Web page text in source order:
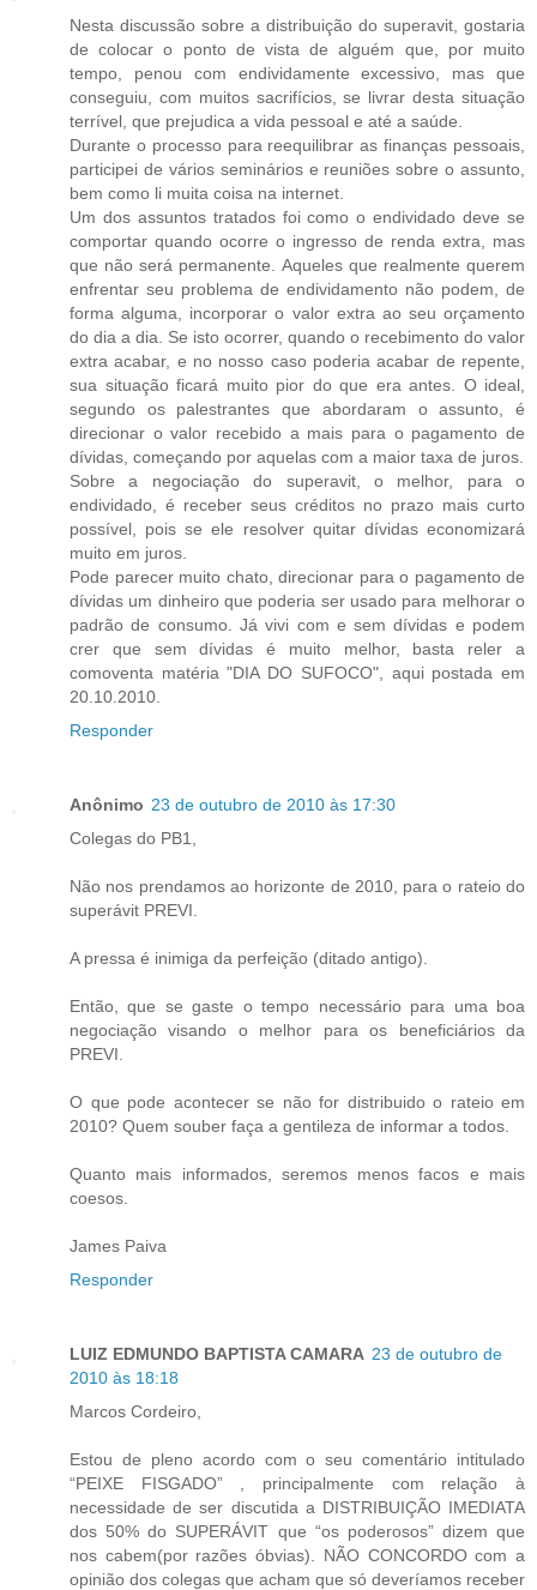
Nesta discussão sobre a distribuição do superavit, gostaria
de colocar o ponto de vista de alguém que, por muito
tempo, penou com endividamente excessivo, mas que
conseguiu, com muitos sacrifícios, se livrar desta situação
terrível, que prejudica a vida pessoal e até a saúde.
Durante o processo para reequilibrar as finanças pessoais,
participei de vários seminários e reuniões sobre o assunto,
bem como li muita coisa na internet.
Um dos assuntos tratados foi como o endividado deve se
comportar quando ocorre o ingresso de renda extra, mas
que não será permanente. Aqueles que realmente querem
enfrentar seu problema de endividamento não podem, de
forma alguma, incorporar o valor extra ao seu orçamento
do dia a dia. Se isto ocorrer, quando o recebimento do valor
extra acabar, e no nosso caso poderia acabar de repente,
sua situação ficará muito pior do que era antes. O ideal,
segundo os palestrantes que abordaram o assunto, é
direcionar o valor recebido a mais para o pagamento de
dívidas, começando por aquelas com a maior taxa de juros.
Sobre a negociação do superavit, o melhor, para o
endividado, é receber seus créditos no prazo mais curto
possível, pois se ele resolver quitar dívidas economizará
muito em juros.
Pode parecer muito chato, direcionar para o pagamento de
dívidas um dinheiro que poderia ser usado para melhorar o
padrão de consumo. Já vivi com e sem dívidas e podem
crer que sem dívidas é muito melhor, basta reler a
comoventa matéria "DIA DO SUFOCO", aqui postada em
20.10.2010.
Responder
Anônimo 23 de outubro de 2010 às 17:30
Colegas do PB1,
Não nos prendamos ao horizonte de 2010, para o rateio do
superávit PREVI.
A pressa é inimiga da perfeição (ditado antigo).
Então, que se gaste o tempo necessário para uma boa
negociação visando o melhor para os beneficiários da
PREVI.
O que pode acontecer se não for distribuido o rateio em
2010? Quem souber faça a gentileza de informar a todos.
Quanto mais informados, seremos menos facos e mais
coesos.
James Paiva
Responder
LUIZ EDMUNDO BAPTISTA CAMARA 23 de outubro de
2010 às 18:18
Marcos Cordeiro,
Estou de pleno acordo com o seu comentário intitulado
“PEIXE FISGADO” , principalmente com relação à
necessidade de ser discutida a DISTRIBUIÇÃO IMEDIATA
dos 50% do SUPERÁVIT que “os poderosos” dizem que
nos cabem(por razões óbvias). NÃO CONCORDO com a
opinião dos colegas que acham que só deveríamos receber